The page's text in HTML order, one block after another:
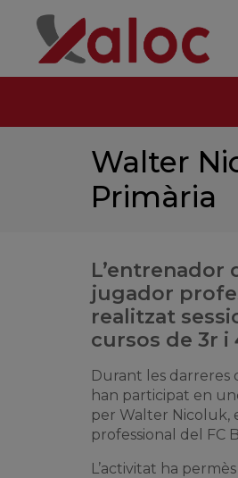
Walter
Primària
L’entrenador
jugador
realitzat
cursos de 3r
Durant les darreres
han participat en
per Walter Nicoluk,
professional del FC
L’activitat ha